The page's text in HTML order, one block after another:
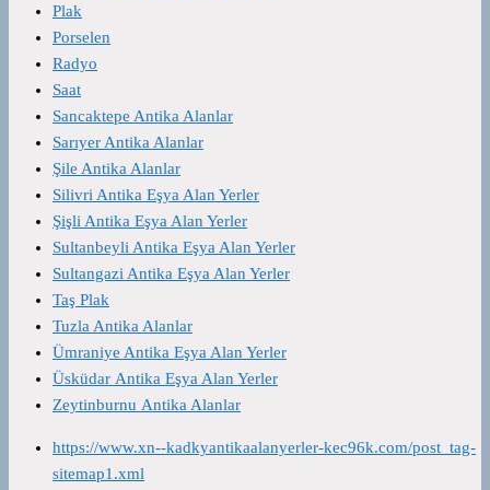
Plak
Porselen
Radyo
Saat
Sancaktepe Antika Alanlar
Sarıyer Antika Alanlar
Şile Antika Alanlar
Silivri Antika Eşya Alan Yerler
Şişli Antika Eşya Alan Yerler
Sultanbeyli Antika Eşya Alan Yerler
Sultangazi Antika Eşya Alan Yerler
Taş Plak
Tuzla Antika Alanlar
Ümraniye Antika Eşya Alan Yerler
Üsküdar Antika Eşya Alan Yerler
Zeytinburnu Antika Alanlar
https://www.xn--kadkyantikaalanyerler-kec96k.com/post_tag-
sitemap1.xml